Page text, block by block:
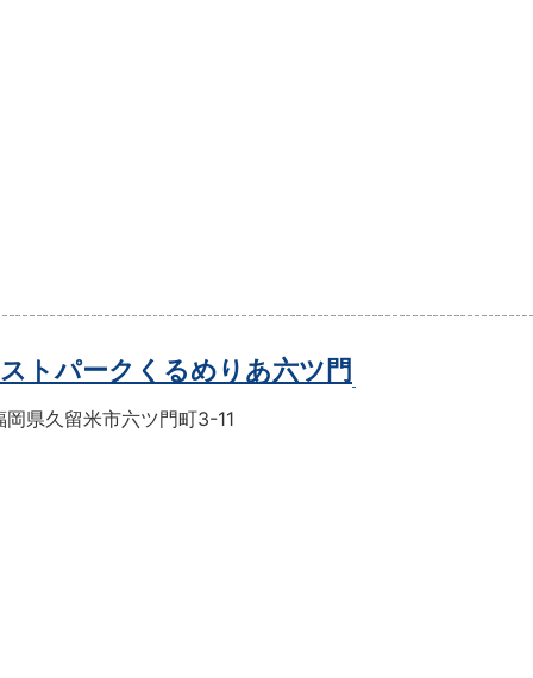
ストパークくるめりあ六ツ門
岡県久留米市六ツ門町3-11